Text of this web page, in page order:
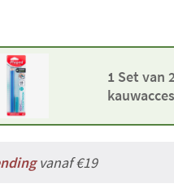
1 Set van
vanaf €19